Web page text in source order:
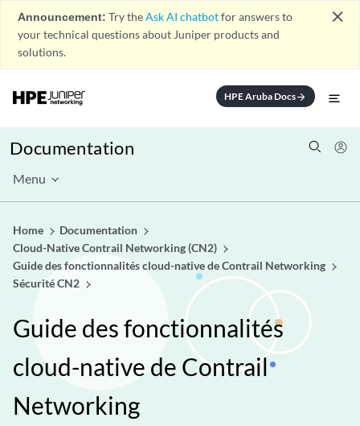
Announcement: Try theAsk AI chatbotfor answers to
your technical questions about Juniper products and
solutions.
close
HPE Aruba Docsarrow_forward
Documentation
Menu
Home
Documentation
Cloud-Native Contrail Networking (CN2)
Guide des fonctionnalités cloud-native de Contrail Networking
Sécurité CN2
Guide des fonctionnalités
cloud-native de Contrail
Networking